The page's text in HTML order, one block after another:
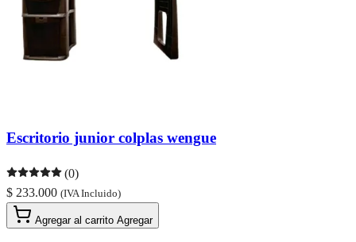
Escritorio junior colplas wengue
(0)
$ 233.000 (IVA Incluido)
Agregar al carrito Agregar